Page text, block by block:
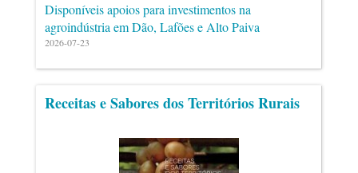
Disponíveis apoios para investimentos na
agroindústria em Dão, Lafões e Alto Paiva
2026-07-23
Receitas e Sabores dos Territórios Rurais